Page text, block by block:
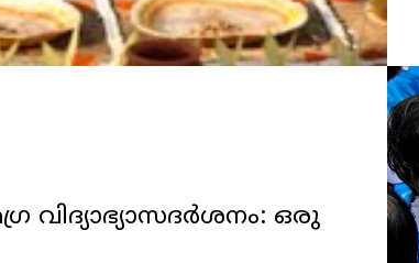
വിദ്യാഭ്യാസദര്‍ശനം: ഒരു